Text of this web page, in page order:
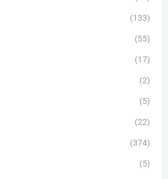
(133)
(55)
(17)
(2)
(5)
(22)
(374)
(5)